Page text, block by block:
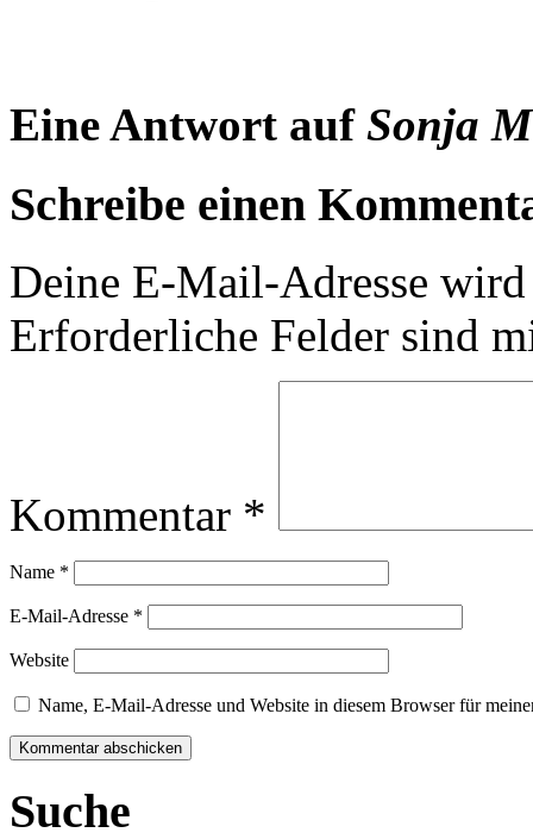
Eine Antwort auf Sonja
Schreibe einen
Deine E-Mail-Adresse
Erforderliche Felder sind
Kommentar *
Name *
E-Mail-Adresse *
Website
Name, E-Mail-Adresse und Website in diesem Browser für
Suche